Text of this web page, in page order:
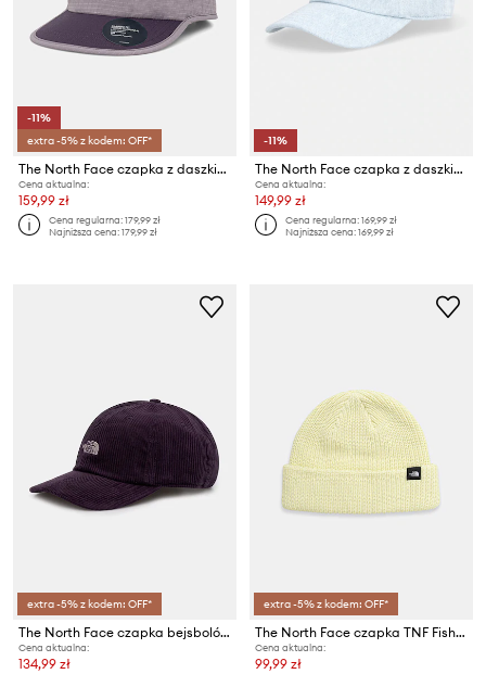
-11%
extra -5% z kodem: OFF*
The North Face czapka z daszkiem Summer Run
Cena aktualna:
159,99 zł
Cena regularna:179,99 zł
Najniższa cena:179,99 zł
-11%
The North Face czapka z daszkiem jeansowa Norm
Cena aktualna:
149,99 zł
Cena regularna:169,99 zł
Najniższa cena:169,99 zł
extra -5% z kodem: OFF*
The North Face czapka bejsbolówka bawełniana Norm
Cena aktualna:
134,99 zł
extra -5% z kodem: OFF*
The North Face czapka TNF Fisherman Beanie
Cena aktualna:
99,99 zł